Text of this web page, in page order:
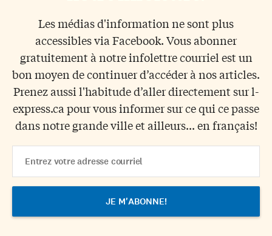
Les médias d'information ne sont plus
accessibles via Facebook. Vous abonner
gratuitement à notre infolettre courriel est un
bon moyen de continuer d’accéder à nos articles.
Prenez aussi l'habitude d’aller directement sur l-
express.ca pour vous informer sur ce qui ce passe
dans notre grande ville et ailleurs... en français!
Address